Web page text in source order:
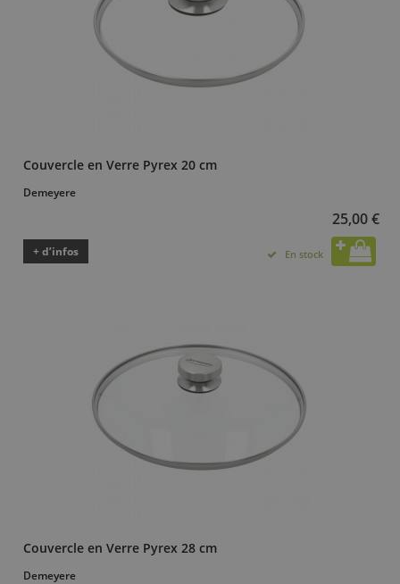
Couvercle en Verre Pyrex 20 cm
Demeyere
25,00 €
+ d’infos En stock
Couvercle en Verre Pyrex 28 cm
Demeyere